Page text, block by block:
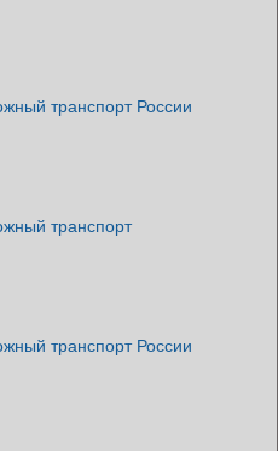
транспорт России
транспорт
транспорт России